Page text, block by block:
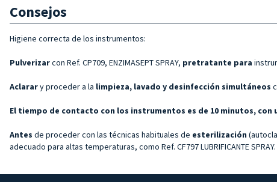
Consejos
Higiene correcta de los instrumentos:
Pulverizarcon Ref. CP709, ENZIMASEPT SPRAY, pretratante para
Aclarary proceder a la limpieza, lavado y desinfección simultáneos
El tiempo de contacto con los instrumentos es de 10 minutos, con
Antes de proceder con las técnicas habituales de esterilización
adecuado para altas temperaturas, como Ref. CF797 LUBRIFICANTE